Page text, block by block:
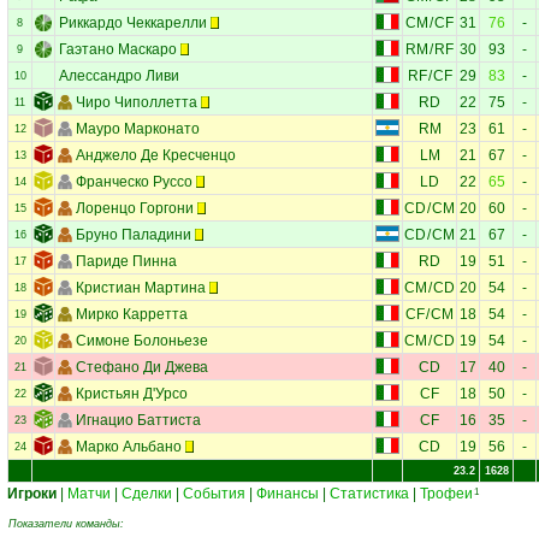
8 Риккардо Чеккарелли CM /CF 31 76 -
9 Гаэтано Маскаро RM / RF 30 93 -
10 Алессандро Ливи RF/CF 29 83 -
11 Чиро Чиполлетта RD 22 75 -
12 Мауро Марконато RM 23 61 -
13 Анджело Де Кресченцо LM 21 67 -
14 Франческо Руссо LD 22 65 -
15 Лоренцо Горгони CD/CM 20 60 -
16 Бруно Паладини CD/CM 21 67 -
17 Париде Пинна RD 19 51 -
18 Кристиан Мартина CM /CD 20 54 -
19 Мирко Карретта CF/CM 18 54 -
20 Симоне Болоньезе CM /CD 19 54 -
21 Стефано Ди Джева CD 17 40 -
22 Кристьян Д'Урсо CF 18 50 -
23 Игнацио Баттиста CF 16 35 -
24 Марко Альбано CD 19 56 -
23.2 1628
Игроки Матчи Сделки События Финансы Статистика Трофеи 1
Показатели команды: